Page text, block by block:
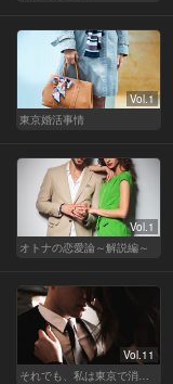
Vol.1
東京婚活事情
Vol.1
オトナの恋愛論～解説編～
Vol.11
それでも、私は東京で消耗する